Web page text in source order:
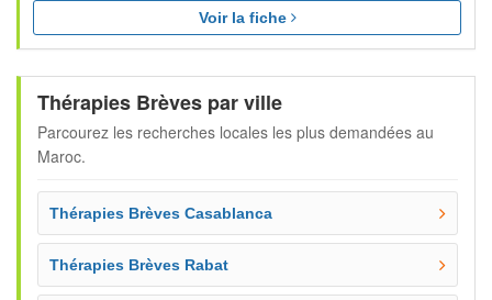
Voir la fiche
Thérapies Brèves par ville
Parcourez les recherches locales les plus demandées au
Maroc.
Thérapies Brèves Casablanca
Thérapies Brèves Rabat